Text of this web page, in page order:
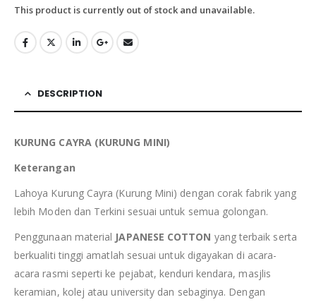
This product is currently out of stock and unavailable.
DESCRIPTION
KURUNG CAYRA (KURUNG MINI)
Keterangan
Lahoya Kurung Cayra (Kurung Mini) dengan corak fabrik yang
lebih Moden dan Terkini sesuai untuk semua golongan.
Penggunaan material JAPANESE COTTON yang terbaik serta
berkualiti tinggi amatlah sesuai untuk digayakan di acara-
acara rasmi seperti ke pejabat, kenduri kendara, masjlis
keramian, kolej atau university dan sebaginya. Dengan